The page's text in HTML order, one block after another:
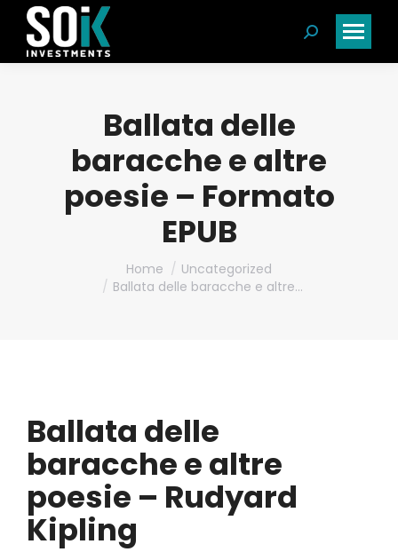
Search:
Ballata delle
baracche e altre
poesie – Formato
EPUB
Home
Uncategorized
Ballata delle baracche e altre…
Ballata delle
baracche e altre
poesie – Rudyard
Kipling